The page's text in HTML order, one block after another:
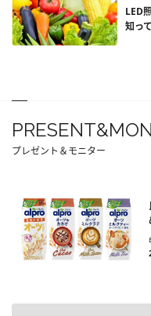
LED
知っ
プレゼント＆モニター